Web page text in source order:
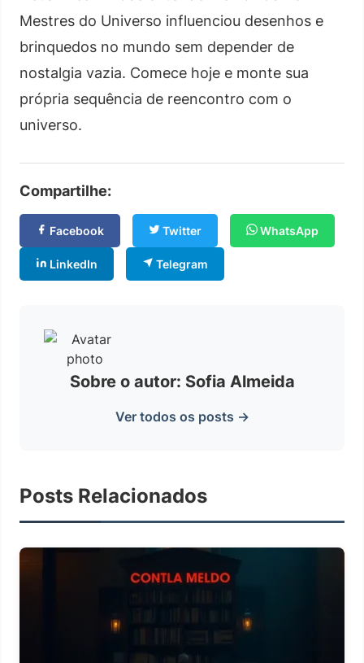
Mestres do Universo influenciou desenhos e
brinquedos no mundo sem depender de
nostalgia vazia. Comece hoje e monte sua
própria sequência de reencontro com o
universo.
Compartilhe:
Facebook Twitter WhatsApp
LinkedIn Telegram
Sobre o autor: Sofia Almeida
Ver todos os posts →
Posts Relacionados